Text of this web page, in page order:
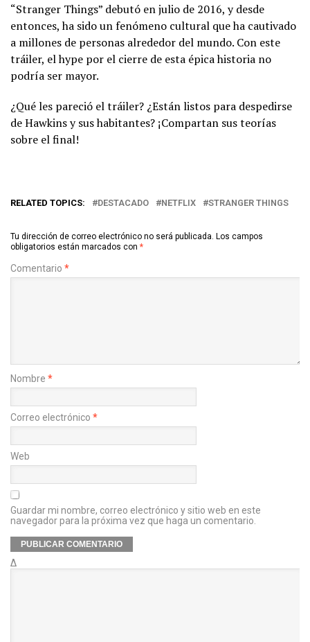
“Stranger Things” debutó en julio de 2016, y desde
entonces, ha sido un fenómeno cultural que ha cautivado
a millones de personas alrededor del mundo. Con este
tráiler, el hype por el cierre de esta épica historia no
podría ser mayor.
¿Qué les pareció el tráiler? ¿Están listos para despedirse
de Hawkins y sus habitantes? ¡Compartan sus teorías
sobre el final!
RELATED TOPICS: DESTACADO NETFLIX STRANGER THINGS
Tu dirección de correo electrónico no será publicada. Los campos
obligatorios están marcados con *
Comentario *
Nombre *
Correo electrónico *
Web
Guardar mi nombre, correo electrónico y sitio web en este
navegador para la próxima vez que haga un comentario.
Δ